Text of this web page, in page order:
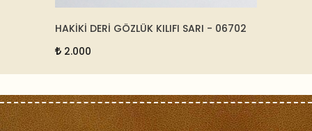
HAKİKİ DERİ GÖZLÜK KILIFI SARI - 06702
2.000